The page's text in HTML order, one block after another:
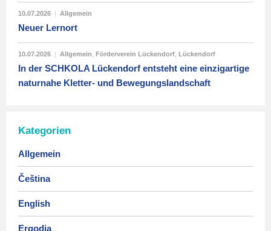
10.07.2026 | Allgemein
Neuer Lernort
10.07.2026 | Allgemein Förderverein Lückendorf Lückendorf
In der SCHKOLA Lückendorf entsteht eine einzigartige
naturnahe Kletter- und Bewegungslandschaft
Kategorien
Allgemein
Čeština
English
Ergodia